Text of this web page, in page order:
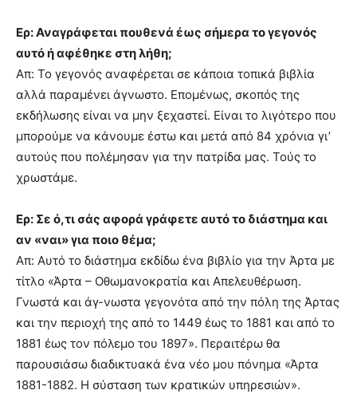
Ερ: Αναγράφεται πουθενά έως σήμερα το γεγονός
αυτό ή αφέθηκε στη λήθη;
Απ: Το γεγονός αναφέρεται σε κάποια τοπικά βιβλία
αλλά παραμένει άγνωστο. Επομένως, σκοπός της
εκδήλωσης είναι να μην ξεχαστεί. Είναι το λιγότερο που
μπορούμε να κάνουμε έστω και μετά από 84 χρόνια γι’
αυτούς που πολέμησαν για την πατρίδα μας. Τούς το
χρωστάμε.
Ερ: Σε ό,τι σάς αφορά γράφετε αυτό το διάστημα και
αν «ναι» για ποιο θέμα;
Απ: Αυτό το διάστημα εκδίδω ένα βιβλίο για την Άρτα με
τίτλο «Άρτα – Οθωμανοκρατία και Απελευθέρωση.
Γνωστά και άγ-νωστα γεγονότα από την πόλη της Άρτας
και την περιοχή της από το 1449 έως το 1881 και από το
1881 έως τον πόλεμο του 1897». Περαιτέρω θα
παρουσιάσω διαδικτυακά ένα νέο μου πόνημα «Άρτα
1881-1882. Η σύσταση των κρατικών υπηρεσιών».